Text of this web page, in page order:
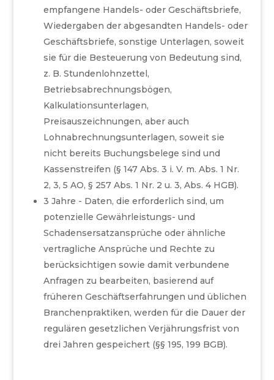
empfangene Handels- oder Geschäftsbriefe,
Wiedergaben der abgesandten Handels- oder
Geschäftsbriefe, sonstige Unterlagen, soweit
sie für die Besteuerung von Bedeutung sind,
z. B. Stundenlohnzettel,
Betriebsabrechnungsbögen,
Kalkulationsunterlagen,
Preisauszeichnungen, aber auch
Lohnabrechnungsunterlagen, soweit sie
nicht bereits Buchungsbelege sind und
Kassenstreifen (§ 147 Abs. 3 i. V. m. Abs. 1 Nr.
2, 3, 5 AO, § 257 Abs. 1 Nr. 2 u. 3, Abs. 4 HGB).
3 Jahre - Daten, die erforderlich sind, um
potenzielle Gewährleistungs- und
Schadensersatzansprüche oder ähnliche
vertragliche Ansprüche und Rechte zu
berücksichtigen sowie damit verbundene
Anfragen zu bearbeiten, basierend auf
früheren Geschäftserfahrungen und üblichen
Branchenpraktiken, werden für die Dauer der
regulären gesetzlichen Verjährungsfrist von
drei Jahren gespeichert (§§ 195, 199 BGB).